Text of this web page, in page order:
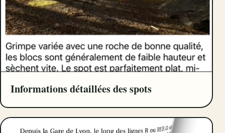
Informations détaillées des spots